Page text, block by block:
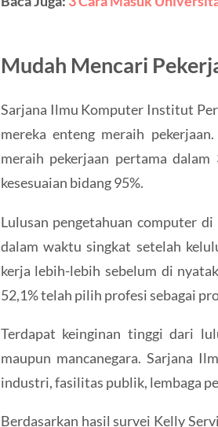
Mudah Mencari
Sarjana Ilmu Komputer Institut
mereka enteng meraih
meraih pekerjaan pertama
kesesuaian bidang 95%.
Lulusan pengetahuan computer
dalam waktu singkat setelah
kerja lebih-lebih sebelum di
52,1% telah pilih profesi sebagai
Terdapat keinginan tinggi dari
maupun mancanegara. Sarjana
industri, fasilitas publik, lembaga
Berdasarkan hasil survei Kelly